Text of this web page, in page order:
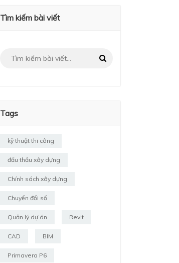
Tìm kiếm bài viết
Tags
kỹ thuật thi công
đấu thầu xây dựng
Chính sách xây dựng
Chuyển đổi số
Quản lý dự án Revit
CAD BIM
Primavera P6